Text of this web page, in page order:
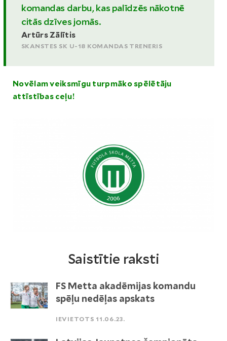
komandas darbu, kas palīdzēs nākotnē
citās dzīves jomās.
Artūrs Zālītis
SKANSTES SK U-18 KOMANDAS TRENERIS
Novēlam veiksmīgu turpmāko spēlētāju
attīstības ceļu!
Saistītie raksti
FS Metta akadēmijas komandu
spēļu nedēļas apskats
IEVIETOTS 11.06.23.